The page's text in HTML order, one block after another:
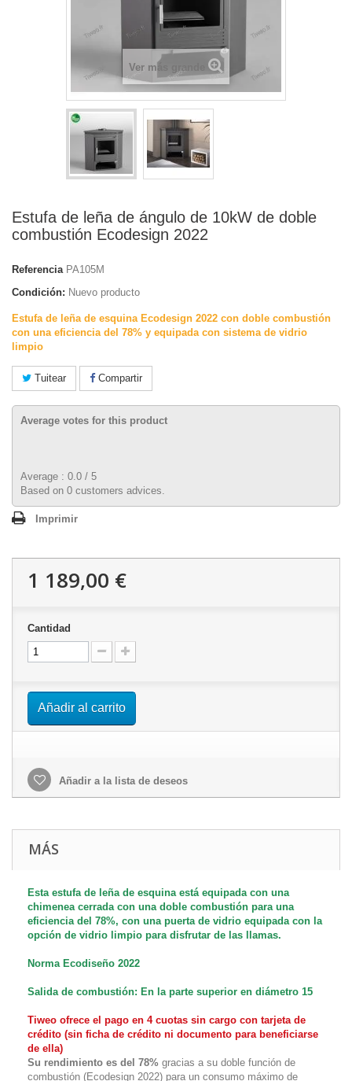
Ver más grande
Estufa de leña de ángulo de 10kW de doble
combustión Ecodesign 2022
Referencia PA105M
Condición: Nuevo producto
Estufa de leña de esquina Ecodesign 2022 con doble combustión
con una eficiencia del 78% y equipada con sistema de vidrio
limpio
Tuitear Compartir
Average votes for this product
Average : 0.0 / 5
Based on 0 customers advices.
Imprimir
1 189,00 €
Cantidad
Añadir al carrito
Añadir a la lista de deseos
MÁS
Esta estufa de leña de esquina está equipada con una
chimenea cerrada con una doble combustión para una
eficiencia del 78%, con una puerta de vidrio equipada con la
opción de vidrio limpio para disfrutar de las llamas.
Norma Ecodiseño 2022
Salida de combustión: En la parte superior en diámetro 15
Tiweo ofrece el pago en 4 cuotas sin cargo con tarjeta de
crédito (sin ficha de crédito ni documento para beneficiarse
de ella)
Su rendimiento es del 78% gracias a su doble función de
combustión (Ecodesign 2022) para un consumo máximo de